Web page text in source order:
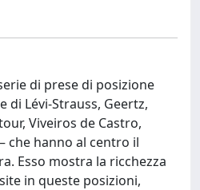
di prese di posizione
di Lévi-Strauss, Geertz,
Viveiros de Castro,
che hanno al centro il
Esso mostra la ricchezza
in queste posizioni,